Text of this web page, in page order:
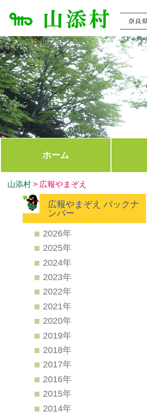
ホーム
山添村 > 広報やまぞえ
広報やまぞえ バックナ
ンバー
2026年
2025年
2024年
2023年
2022年
2021年
2020年
2019年
2018年
2017年
2016年
2015年
2014年